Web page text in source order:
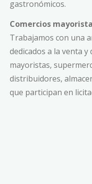
gastronómicos.
Comercios
Trabajamos con una
dedicados a la venta
mayoristas,
distribuidores,
que participan en